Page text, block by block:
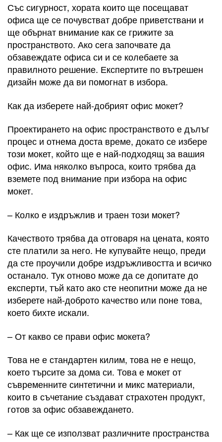
Със сигурност, хората които ще посещават
офиса ще се почувстват добре приветствани и
ще обърнат внимание как се грижите за
пространството. Ако сега започвате да
обзавеждате офиса си и се колебаете за
правилното решение. Експертите по вътрешен
дизайн може да ви помогнат в избора.
Как да изберете най-добрият офис мокет?
Проектирането на офис пространството е дълъг
процес и отнема доста време, докато се избере
този мокет, който ще е най-подходящ за вашия
офис. Има няколко въпроса, които трябва да
вземете под внимание при избора на офис
мокет.
– Колко е издръжлив и траен този мокет?
Качеството трябва да отговаря на цената, която
сте платили за него. Не купувайте нещо, преди
да сте проучили добре издръжливостта и всичко
останало. Тук отново може да се допитате до
експерти, тъй като ако сте неопитни може да не
изберете най-доброто качество или поне това,
което бихте искали.
– От какво се прави офис мокета?
Това не е стандартен килим, това не е нещо,
което търсите за дома си. Това е мокет от
съвременните синтетични и микс материали,
които в съчетание създават страхотен продукт,
готов за офис обзавеждането.
– Как ще се използват различните пространства